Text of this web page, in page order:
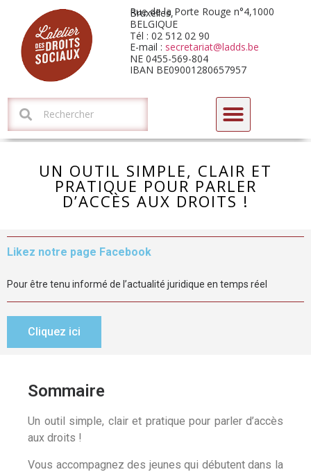
Rue de la Porte Rouge n°4,1000 Bruxelles,
BELGIQUE
Tél : 02 512 02 90
E-mail : secretariat@ladds.be
NE 0455-569-804
IBAN BE09001280657957
UN OUTIL SIMPLE, CLAIR ET
PRATIQUE POUR PARLER
D’ACCÈS AUX DROITS !
Likez notre page Facebook
Pour être tenu informé de l’actualité juridique en temps réel
Cliquez ici
Sommaire
Un outil simple, clair et pratique pour parler d’accès
aux droits !
Vous accompagnez des jeunes qui débutent dans la